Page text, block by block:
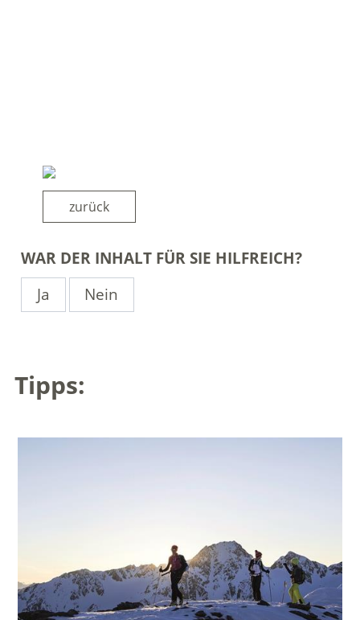
zurück
WAR DER INHALT FÜR SIE HILFREICH?
Ja
Nein
Tipps: